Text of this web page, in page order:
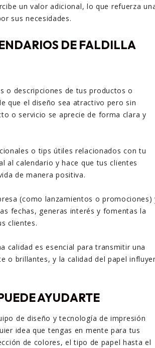
un valor adicional, lo que refuerza
sus necesidades.
DE FALDILLA
o descripciones de tus productos o
que el diseño sea atractivo pero sin
o servicio se aprecie de forma clara y
o tips útiles relacionados con tu
al calendario y hace que tus clientes
de manera positiva.
(como lanzamientos o promociones)
fechas, generas interés y fomentas la
clientes.
calidad es esencial para transmitir una
o brillantes, y la calidad del papel
AYUDARTE
de diseño y tecnología de impresión
idea que tengas en mente para tus
de colores, el tipo de papel hasta el